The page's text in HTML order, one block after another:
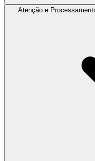
Atenção e